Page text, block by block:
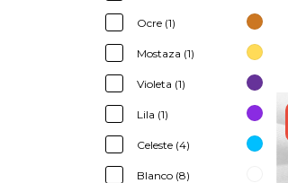
Ocre (1)
Mostaza (1)
Violeta (1)
Lila (1)
Celeste (4)
Blanco (8)